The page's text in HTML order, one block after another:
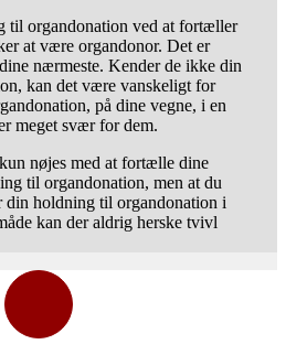
til organdonation ved at fortæller
at være organdonor. Det er
nærmeste. Kender de ikke din
kan det være vanskeligt for
på dine vegne, i en
meget svær for dem.
nøjes med at fortælle dine
til organdonation, men at du
din holdning til organdonation i
kan der aldrig herske tvivl